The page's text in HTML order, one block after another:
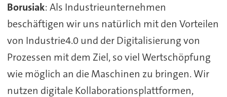
Borusiak: Als Industrieunternehmen
beschäftigen wir uns natürlich mit den Vorteilen
von Industrie4.0 und der Digitalisierung von
Prozessen mit dem Ziel, so viel Wertschöpfung
wie möglich an die Maschinen zu bringen. Wir
nutzen digitale Kollaborationsplattformen,